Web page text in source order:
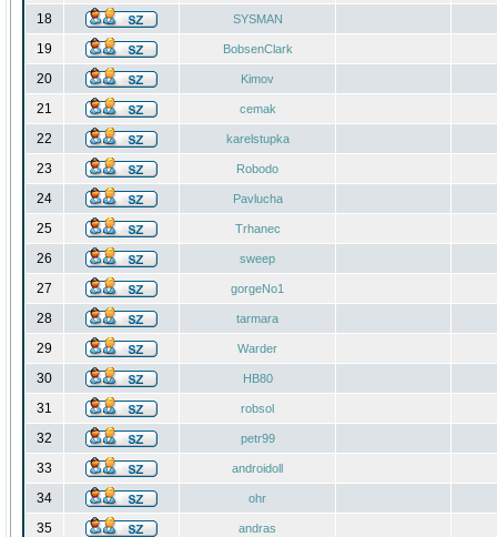
18 SYSMAN
19 BobsenClark
20 Kimov
21 cemak
22 karelstupka
23 Robodo
24 Pavlucha
25 Trhanec
26 sweep
27 gorgeNo1
28 tarmara
29 Warder
30 HB80
31 robsol
32 petr99
33 androidoll
34 ohr
35 andras